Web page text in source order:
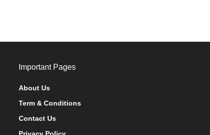
Important Pages
About Us
Term & Conditions
Contact Us